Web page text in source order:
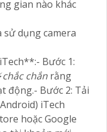
gian nào khác
sử dụng camera
Bước 1:
chắc chắn rằng
động.- Bước 2: Tải
iTech
hoặc Google